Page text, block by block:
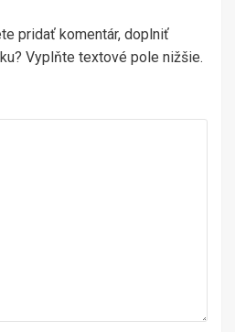
pridať komentár, doplniť
Vyplňte textové pole nižšie.